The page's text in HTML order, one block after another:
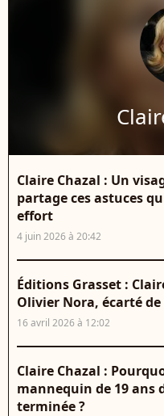
Claire Chazal : Un
partage ces astuces
effort
4 juin 2026 à 20:42
Éditions Grasset :
Olivier Nora, écarté de
16 avril 2026 à 12:02
Claire Chazal :
mannequin de 19 ans
terminée ?